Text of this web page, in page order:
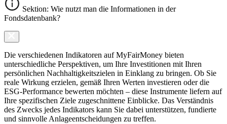
Sektion: Wie nutzt man die Informationen in der
Fondsdatenbank?
Die verschiedenen Indikatoren auf MyFairMoney bieten
unterschiedliche Perspektiven, um Ihre Investitionen mit Ihren
persönlichen Nachhaltigkeitszielen in Einklang zu bringen. Ob Sie
reale Wirkung erzielen, gemäß Ihren Werten investieren oder die
ESG-Performance bewerten möchten – diese Instrumente liefern auf
Ihre spezifischen Ziele zugeschnittene Einblicke. Das Verständnis
des Zwecks jedes Indikators kann Sie dabei unterstützen, fundierte
und sinnvolle Anlageentscheidungen zu treffen.